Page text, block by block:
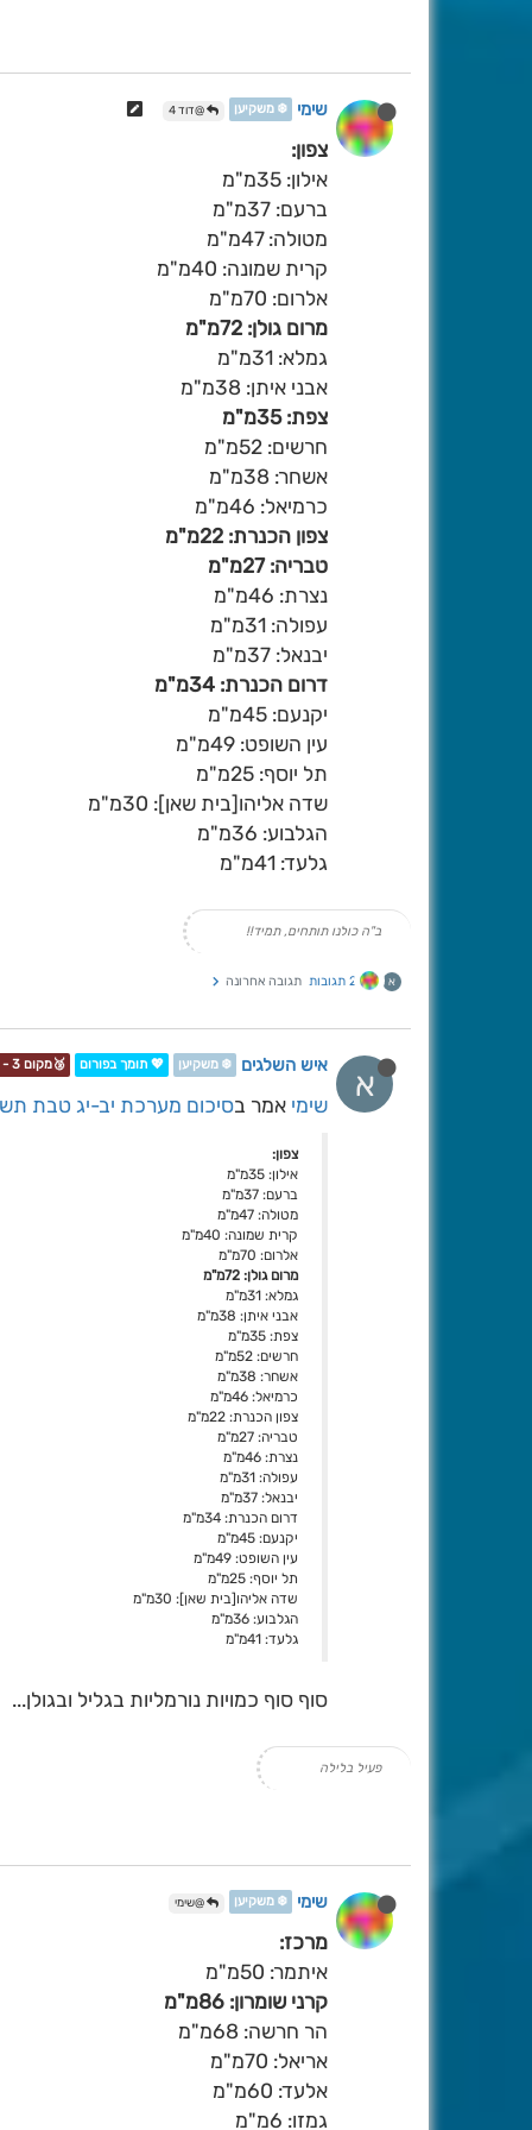
שימי ❄️ משקיען @דוד 4
צפון:
אילון: 35מ"מ
ברעם: 37מ"מ
מטולה: 47מ"מ
קרית שמונה: 40מ"מ
אלרום: 70מ"מ
מרום גולן: 72מ"מ
גמלא: 31מ"מ
אבני איתן: 38מ"מ
צפת: 35מ"מ
חרשים: 52מ"מ
אשחר: 38מ"מ
כרמיאל: 46מ"מ
צפון הכנרת: 22מ"מ
טבריה: 27מ"מ
נצרת: 46מ"מ
עפולה: 31מ"מ
יבנאל: 37מ"מ
דרום הכנרת: 34מ"מ
יקנעם: 45מ"מ
עין השופט: 49מ"מ
תל יוסף: 25מ"מ
שדה אליהו[בית שאן]: 30מ"מ
הגלבוע: 36מ"מ
גלעד: 41מ"מ
ב"ה כולנו תותחים, תמיד!!
א 2 תגובות תגובה אחרונה
א איש השלגים ❄️ משקיען 💖 תומך בפורום 🥉מקום 3 - תחרות📷❄️
שימי אמר בסיכום מערכת יב-יג טבת תשפו
צפון:
אילון: 35מ"מ
ברעם: 37מ"מ
מטולה: 47מ"מ
קרית שמונה: 40מ"מ
אלרום: 70מ"מ
מרום גולן: 72מ"מ
גמלא: 31מ"מ
אבני איתן: 38מ"מ
צפת: 35מ"מ
חרשים: 52מ"מ
אשחר: 38מ"מ
כרמיאל: 46מ"מ
צפון הכנרת: 22מ"מ
טבריה: 27מ"מ
נצרת: 46מ"מ
עפולה: 31מ"מ
יבנאל: 37מ"מ
דרום הכנרת: 34מ"מ
יקנעם: 45מ"מ
עין השופט: 49מ"מ
תל יוסף: 25מ"מ
שדה אליהו[בית שאן]: 30מ"מ
הגלבוע: 36מ"מ
גלעד: 41מ"מ
סוף סוף כמויות נורמליות בגליל ובגולן...
פעיל בלילה
שימי ❄️ משקיען @שימי
מרכז:
איתמר: 50מ"מ
קרני שומרון: 86מ"מ
הר חרשה: 68מ"מ
אריאל: 70מ"מ
אלעד: 60מ"מ
גמזו: 6מ"מ